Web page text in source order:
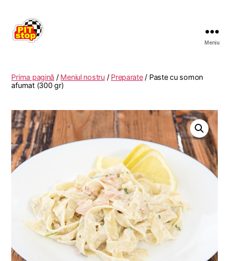
RASNOV
Meniu
Prima pagină / Meniul nostru/ Preparate/ Paste cu somon
afumat (300 gr)